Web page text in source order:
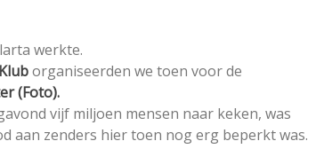
werkte.
organiseerden we toen voor de
(Foto).
vijf miljoen mensen naar keken, was
aan zenders hier toen nog erg beperkt was.